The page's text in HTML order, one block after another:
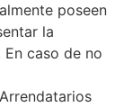
poseen
la
caso de no